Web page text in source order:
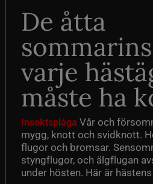
De åtta
varje
måste ha
Insektsplåga Vår och
mygg, knott och svidknott.
flugor och bromsar.
styngflugor, och älgflugan
under hösten. Här är